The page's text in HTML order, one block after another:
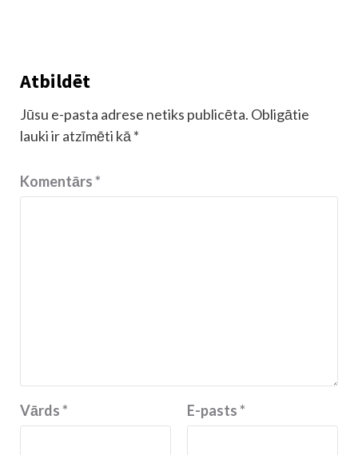
Atbildēt
Jūsu e-pasta adrese netiks publicēta. Obligātie
lauki ir atzīmēti kā *
Komentārs*
Vārds* E-pasts*